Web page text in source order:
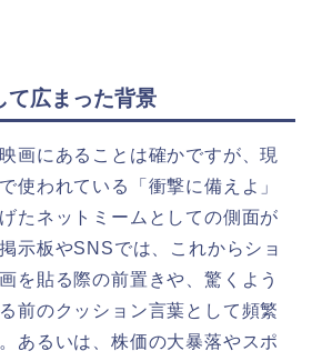
て広まった背景
画にあることは確かですが、現
使われている「衝撃に備えよ」
たネットミームとしての側面が
示板やSNSでは、これからショ
を貼る際の前置きや、驚くよう
前のクッション言葉として頻繁
あるいは、株価の大暴落やスポ